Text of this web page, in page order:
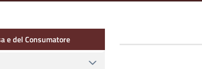
e del Consumatore
e del Consumatore